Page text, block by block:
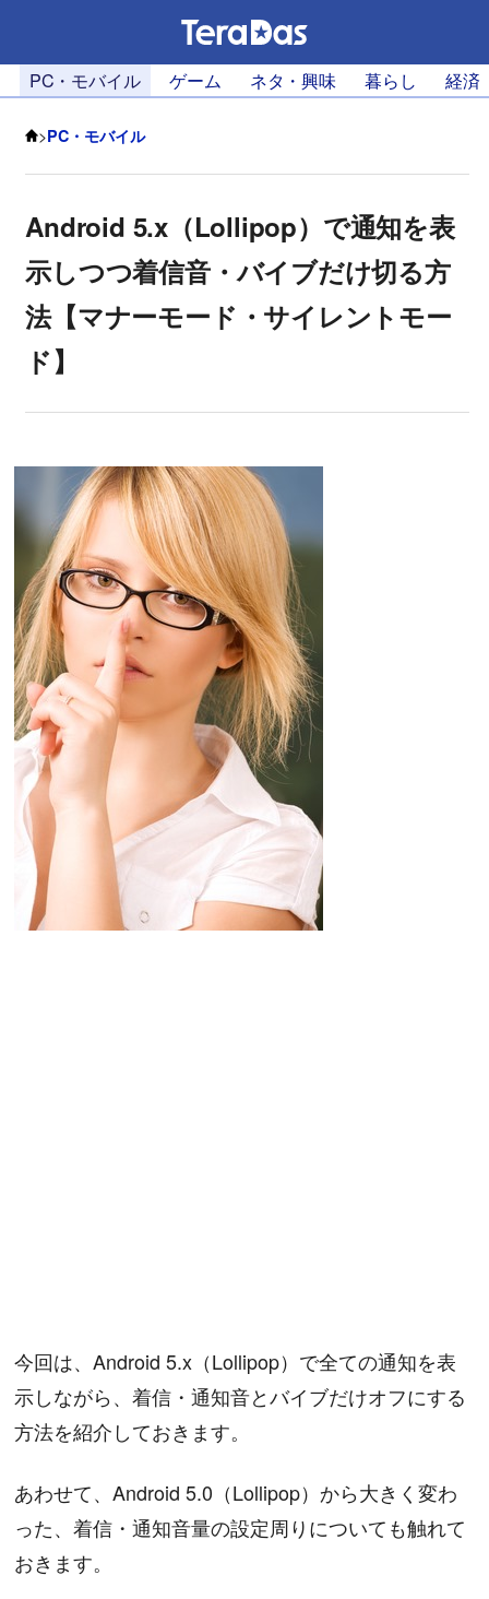
PC・モバイル ゲーム ネタ・興味 暮らし 経済
>PC・モバイル
Android 5.x（Lollipop）で通知を表
示しつつ着信音・バイブだけ切る方
法【マナーモード・サイレントモー
ド】
今回は、Android 5.x（Lollipop）で全ての通知を表
示しながら、着信・通知音とバイブだけオフにする
方法を紹介しておきます。
あわせて、Android 5.0（Lollipop）から大きく変わ
った、着信・通知音量の設定周りについても触れて
おきます。